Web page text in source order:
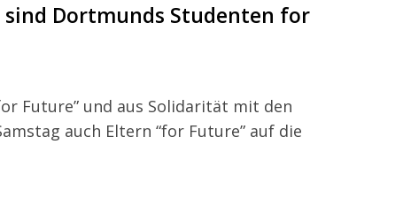
Dortmunds Studenten for
Future” und aus Solidarität mit den
auch Eltern “for Future” auf die